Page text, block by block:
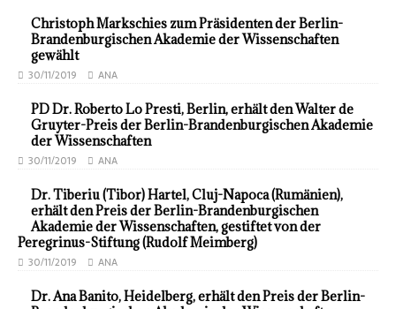
Christoph Markschies zum Präsidenten der Berlin-
Brandenburgischen Akademie der Wissenschaften
gewählt
30/11/2019 ANA
PD Dr. Roberto Lo Presti, Berlin, erhält den Walter de
Gruyter-Preis der Berlin-Brandenburgischen Akademie
der Wissenschaften
30/11/2019 ANA
Dr. Tiberiu (Tibor) Hartel, Cluj-Napoca (Rumänien),
erhält den Preis der Berlin-Brandenburgischen
Akademie der Wissenschaften, gestiftet von der
Peregrinus-Stiftung (Rudolf Meimberg)
30/11/2019 ANA
Dr. Ana Banito, Heidelberg, erhält den Preis der Berlin-